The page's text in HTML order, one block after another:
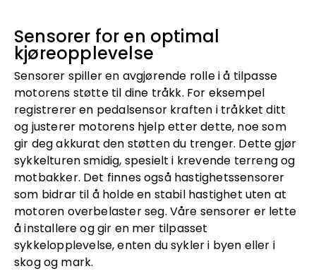
Sensorer for en optimal
kjøreopplevelse
Sensorer spiller en avgjørende rolle i å tilpasse
motorens støtte til dine tråkk. For eksempel
registrerer en pedalsensor kraften i tråkket ditt
og justerer motorens hjelp etter dette, noe som
gir deg akkurat den støtten du trenger. Dette gjør
sykkelturen smidig, spesielt i krevende terreng og
motbakker. Det finnes også hastighetssensorer
som bidrar til å holde en stabil hastighet uten at
motoren overbelaster seg. Våre sensorer er lette
å installere og gir en mer tilpasset
sykkelopplevelse, enten du sykler i byen eller i
skog og mark.